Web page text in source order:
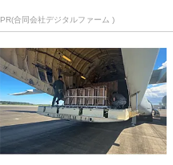
PR(合同会社デジタルファーム )